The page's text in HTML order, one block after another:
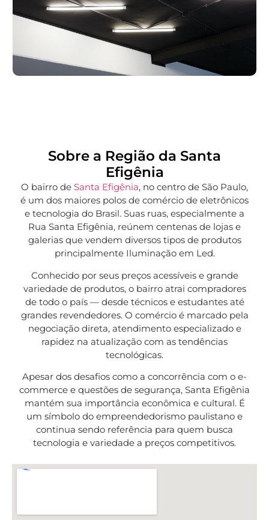
Sobre a Região da Santa
Efigênia
O bairro de Santa Efigênia, no centro de São Paulo,
é um dos maiores polos de comércio de eletrônicos
e tecnologia do Brasil. Suas ruas, especialmente a
Rua Santa Efigênia, reúnem centenas de lojas e
galerias que vendem diversos tipos de produtos
principalmente Iluminação em Led.
Conhecido por seus preços acessíveis e grande
variedade de produtos, o bairro atrai compradores
de todo o país — desde técnicos e estudantes até
grandes revendedores. O comércio é marcado pela
negociação direta, atendimento especializado e
rapidez na atualização com as tendências
tecnológicas.
Apesar dos desafios como a concorrência com o e-
commerce e questões de segurança, Santa Efigênia
mantém sua importância econômica e cultural. É
um símbolo do empreendedorismo paulistano e
continua sendo referência para quem busca
tecnologia e variedade a preços competitivos.